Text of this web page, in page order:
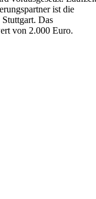
ist die
Das
von 2.000 Euro.